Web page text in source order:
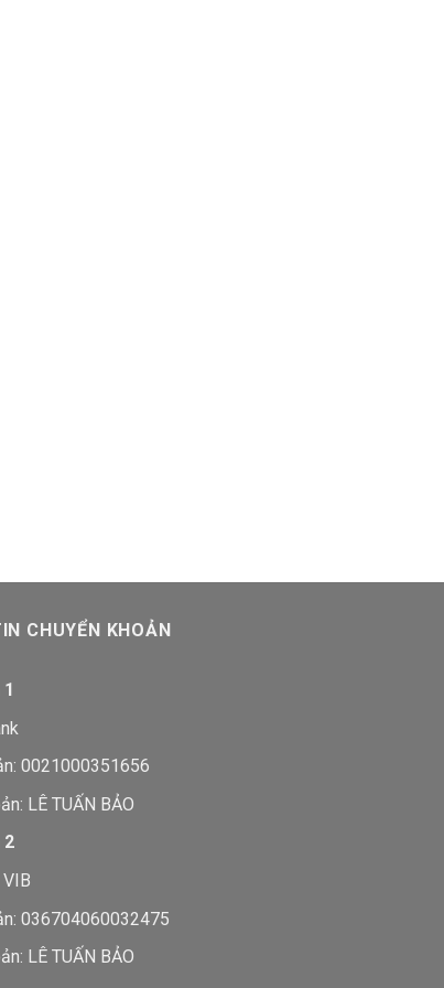
CHUYỂN KHOẢN
0021000351656
LÊ TUẤN BẢO
2
036704060032475
LÊ TUẤN BẢO